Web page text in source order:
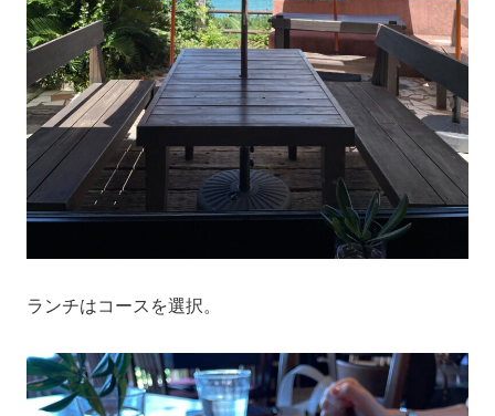
ランチはコースを選択。